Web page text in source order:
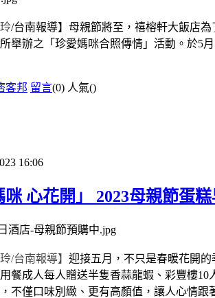
/台南報導】 母親節將至，禧榕軒大飯店
舉辦之「珍愛媽咪合照傳情」活動。於5月
客邦 留言(0) 人氣()
16:06
咪 心花開」 2023母親節蛋
/台南報導】 迎接五月，不只是春暖花開
餐成人每人贈送半隻香蒜龍蝦、彩豐樓10
不僅口味別緻、更有高顏值，讓人心情跟